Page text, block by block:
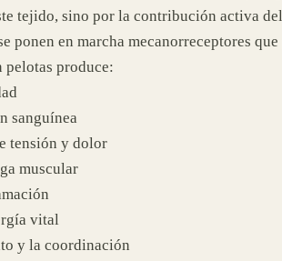
tejido, sino por la contribución activa
ponen en marcha mecanorreceptores
produce:
sanguínea
tensión y dolor
muscular
vital
y la coordinación